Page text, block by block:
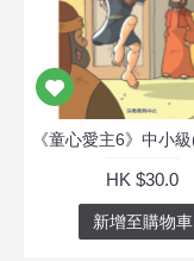
HK $30.0
新增至購物車